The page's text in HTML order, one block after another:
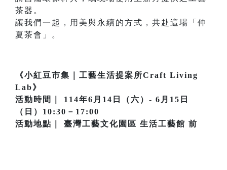
茶器。
讓我們一起，用美與永續的方式，共赴這場「仲
夏茶會」。
《小紅豆市集｜工藝生活提案所Craft Living
Lab》
活動時間｜ 114年6月14日（六）- 6月15日
（日）10:30－17:00
活動地點｜ 臺灣工藝文化園區 生活工藝館 前